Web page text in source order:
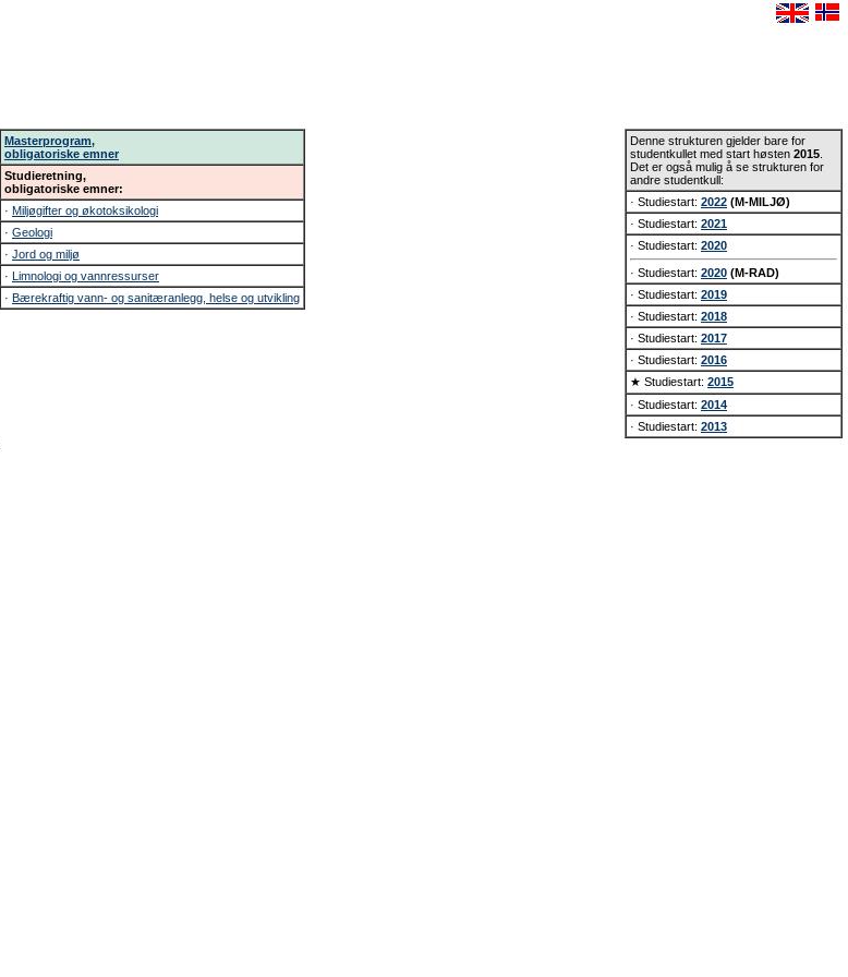
Masterprogram,
obligatoriske emner
Studieretning,
obligatoriske emner:
· Miljøgifter og økotoksikologi
· Geologi
· Jord og miljø
· Limnologi og vannressurser
· Bærekraftig vann- og sanitæranlegg, helse og utvikling
Denne strukturen gjelder bare for
studentkullet med start høsten 2015
Det er også mulig å se strukturen for
andre studentkull:
· Studiestart: 2022 (M-MILJØ)
· Studiestart: 2021
· Studiestart: 2020
· Studiestart: 2020 (M-RAD)
· Studiestart: 2019
· Studiestart: 2018
· Studiestart: 2017
· Studiestart: 2016
★ Studiestart: 2015
· Studiestart: 2014
· Studiestart: 2013